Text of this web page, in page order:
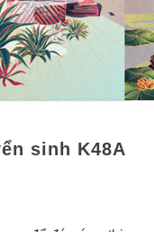
sinh K48A